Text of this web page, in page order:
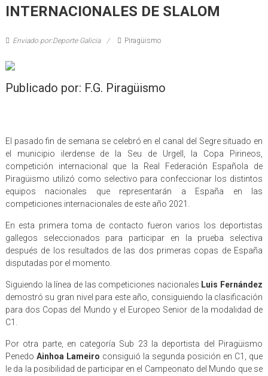
INTERNACIONALES DE SLALOM
Enviado por:Deporte Galicia Piragüismo
Publicado por: F.G. Piragüismo
El pasado fin de semana se celebró en el canal del Segre situado en
el municipio ilerdense de la Seu de Urgell, la Copa Pirineos,
competición internacional que la Real Federación Española de
Piragüismo utilizó como selectivo para confeccionar los distintos
equipos nacionales que representarán a España en las
competiciones internacionales de este año 2021.
En esta primera toma de contacto fueron varios los deportistas
gallegos seleccionados para participar en la prueba selectiva
después de los resultados de las dos primeras copas de España
disputadas por el momento.
Siguiendo la línea de las competiciones nacionales Luis Fernández
demostró su gran nivel para este año, consiguiendo la clasificación
para dos Copas del Mundo y el Europeo Senior de la modalidad de
C1.
Por otra parte, en categoría Sub 23 la deportista del Piragüismo
Penedo Ainhoa Lameiro consiguió la segunda posición en C1, que
le da la posibilidad de participar en el Campeonato del Mundo que se